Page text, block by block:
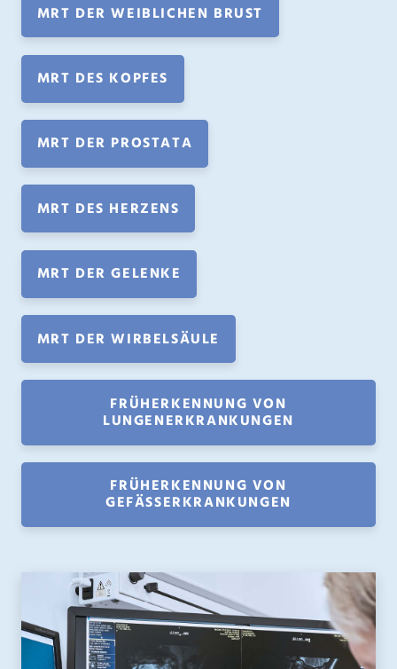
MRT DER WEIBLICHEN BRUST
MRT DES KOPFES
MRT DER PROSTATA
MRT DES HERZENS
MRT DER GELENKE
MRT DER WIRBELSÄULE
FRÜHERKENNUNG VON
LUNGENERKRANKUNGEN
FRÜHERKENNUNG VON
GEFÄSSERKRANKUNGEN